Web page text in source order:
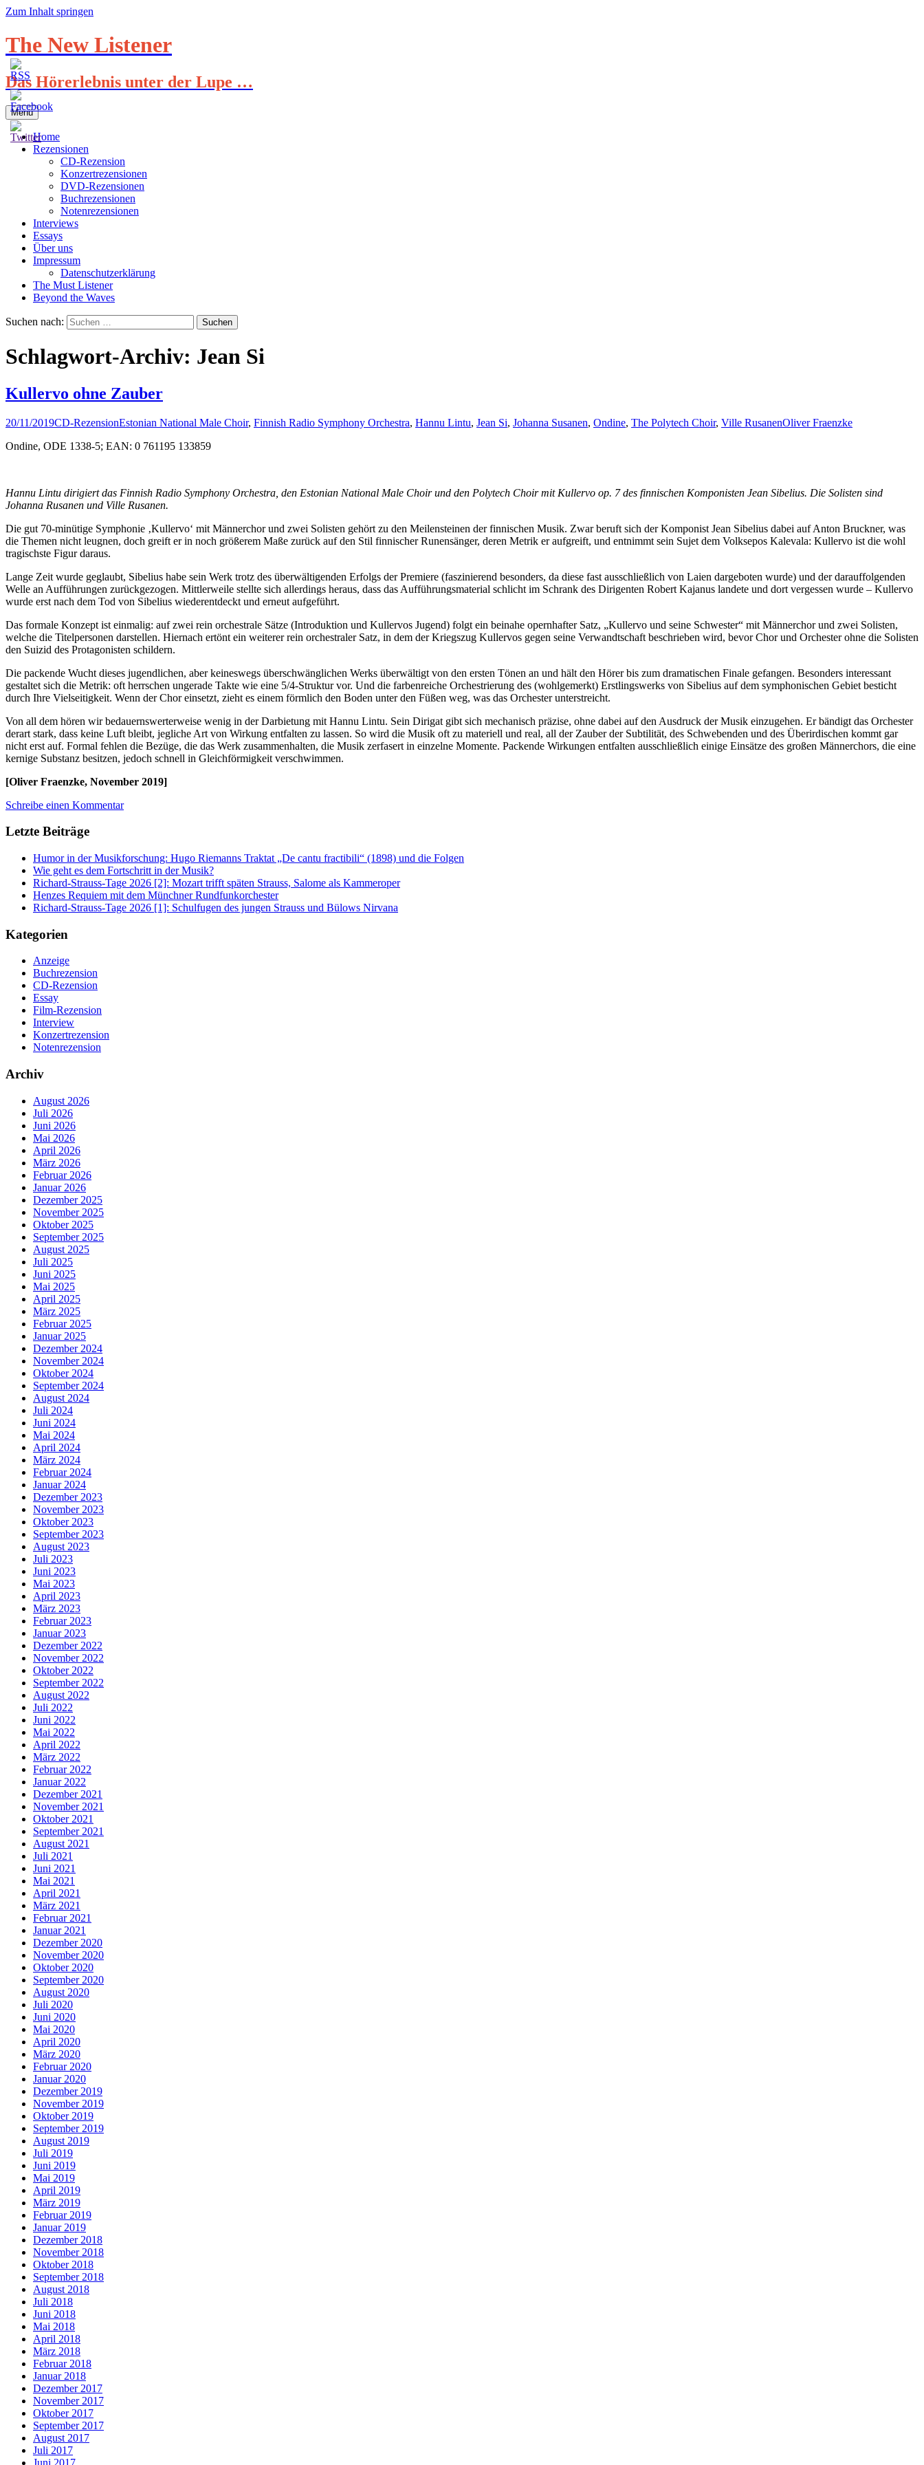
Zum Inhalt springen
The New Listener
Das Hörerlebnis unter der Lupe …
Menü
Home
Rezensionen
CD-Rezension
Konzertrezensionen
DVD-Rezensionen
Buchrezensionen
Notenrezensionen
Interviews
Essays
Über uns
Impressum
Datenschutzerklärung
The Must Listener
Beyond the Waves
Suchen nach:
Schlagwort-Archiv: Jean Si
Kullervo ohne Zauber
20/11/2019CD-RezensionEstonian National Male Choir, Finnish Radio Symphony Orchestra, Hannu Lintu, Jean Si, Johanna Susanen, Ondine, The Polytech Choir, Ville RusanenOliver Fraenzke
Ondine, ODE 1338-5; EAN: 0 761195 133859
Hannu Lintu dirigiert das Finnish Radio Symphony Orchestra, den Estonian National Male Choir und den Polytech Choir mit Kullervo op. 7 des finnischen Komponisten Jean Sibelius. Die Solisten sind
Johanna Rusanen und Ville Rusanen.
Die gut 70-minütige Symphonie ‚Kullervo‘ mit Männerchor und zwei Solisten gehört zu den Meilensteinen der finnischen Musik. Zwar beruft sich der Komponist Jean Sibelius dabei auf Anton Bruckner, was
die Themen nicht leugnen, doch greift er in noch größerem Maße zurück auf den Stil finnischer Runensänger, deren Metrik er aufgreift, und entnimmt sein Sujet dem Volksepos Kalevala: Kullervo ist die wohl
tragischste Figur daraus.
Lange Zeit wurde geglaubt, Sibelius habe sein Werk trotz des überwältigenden Erfolgs der Premiere (faszinierend besonders, da diese fast ausschließlich von Laien dargeboten wurde) und der darauffolgenden
Welle an Aufführungen zurückgezogen. Mittlerweile stellte sich allerdings heraus, dass das Aufführungsmaterial schlicht im Schrank des Dirigenten Robert Kajanus landete und dort vergessen wurde – Kullervo
wurde erst nach dem Tod von Sibelius wiederentdeckt und erneut aufgeführt.
Das formale Konzept ist einmalig: auf zwei rein orchestrale Sätze (Introduktion und Kullervos Jugend) folgt ein beinahe opernhafter Satz, „Kullervo und seine Schwester“ mit Männerchor und zwei Solisten,
welche die Titelpersonen darstellen. Hiernach ertönt ein weiterer rein orchestraler Satz, in dem der Kriegszug Kullervos gegen seine Verwandtschaft beschrieben wird, bevor Chor und Orchester ohne die Solisten
den Suizid des Protagonisten schildern.
Die packende Wucht dieses jugendlichen, aber keineswegs überschwänglichen Werks überwältigt von den ersten Tönen an und hält den Hörer bis zum dramatischen Finale gefangen. Besonders interessant
gestaltet sich die Metrik: oft herrschen ungerade Takte wie eine 5/4-Struktur vor. Und die farbenreiche Orchestrierung des (wohlgemerkt) Erstlingswerks von Sibelius auf dem symphonischen Gebiet besticht
durch Ihre Vielseitigkeit. Wenn der Chor einsetzt, zieht es einem förmlich den Boden unter den Füßen weg, was das Orchester unterstreicht.
Von all dem hören wir bedauernswerterweise wenig in der Darbietung mit Hannu Lintu. Sein Dirigat gibt sich mechanisch präzise, ohne dabei auf den Ausdruck der Musik einzugehen. Er bändigt das Orchester
derart stark, dass keine Luft bleibt, jegliche Art von Wirkung entfalten zu lassen. So wird die Musik oft zu materiell und real, all der Zauber der Subtilität, des Schwebenden und des Überirdischen kommt gar
nicht erst auf. Formal fehlen die Bezüge, die das Werk zusammenhalten, die Musik zerfasert in einzelne Momente. Packende Wirkungen entfalten ausschließlich einige Einsätze des großen Männerchors, die eine
kernige Substanz besitzen, jedoch schnell in Gleichförmigkeit verschwimmen.
[Oliver Fraenzke, November 2019]
Schreibe einen Kommentar
Letzte Beiträge
Humor in der Musikforschung: Hugo Riemanns Traktat „De cantu fractibili“ (1898) und die Folgen
Wie geht es dem Fortschritt in der Musik?
Richard-Strauss-Tage 2026 [2]: Mozart trifft späten Strauss, Salome als Kammeroper
Henzes Requiem mit dem Münchner Rundfunkorchester
Richard-Strauss-Tage 2026 [1]: Schulfugen des jungen Strauss und Bülows Nirvana
Kategorien
Anzeige
Buchrezension
CD-Rezension
Essay
Film-Rezension
Interview
Konzertrezension
Notenrezension
Archiv
August 2026
Juli 2026
Juni 2026
Mai 2026
April 2026
März 2026
Februar 2026
Januar 2026
Dezember 2025
November 2025
Oktober 2025
September 2025
August 2025
Juli 2025
Juni 2025
Mai 2025
April 2025
März 2025
Februar 2025
Januar 2025
Dezember 2024
November 2024
Oktober 2024
September 2024
August 2024
Juli 2024
Juni 2024
Mai 2024
April 2024
März 2024
Februar 2024
Januar 2024
Dezember 2023
November 2023
Oktober 2023
September 2023
August 2023
Juli 2023
Juni 2023
Mai 2023
April 2023
März 2023
Februar 2023
Januar 2023
Dezember 2022
November 2022
Oktober 2022
September 2022
August 2022
Juli 2022
Juni 2022
Mai 2022
April 2022
März 2022
Februar 2022
Januar 2022
Dezember 2021
November 2021
Oktober 2021
September 2021
August 2021
Juli 2021
Juni 2021
Mai 2021
April 2021
März 2021
Februar 2021
Januar 2021
Dezember 2020
November 2020
Oktober 2020
September 2020
August 2020
Juli 2020
Juni 2020
Mai 2020
April 2020
März 2020
Februar 2020
Januar 2020
Dezember 2019
November 2019
Oktober 2019
September 2019
August 2019
Juli 2019
Juni 2019
Mai 2019
April 2019
März 2019
Februar 2019
Januar 2019
Dezember 2018
November 2018
Oktober 2018
September 2018
August 2018
Juli 2018
Juni 2018
Mai 2018
April 2018
März 2018
Februar 2018
Januar 2018
Dezember 2017
November 2017
Oktober 2017
September 2017
August 2017
Juli 2017
Juni 2017